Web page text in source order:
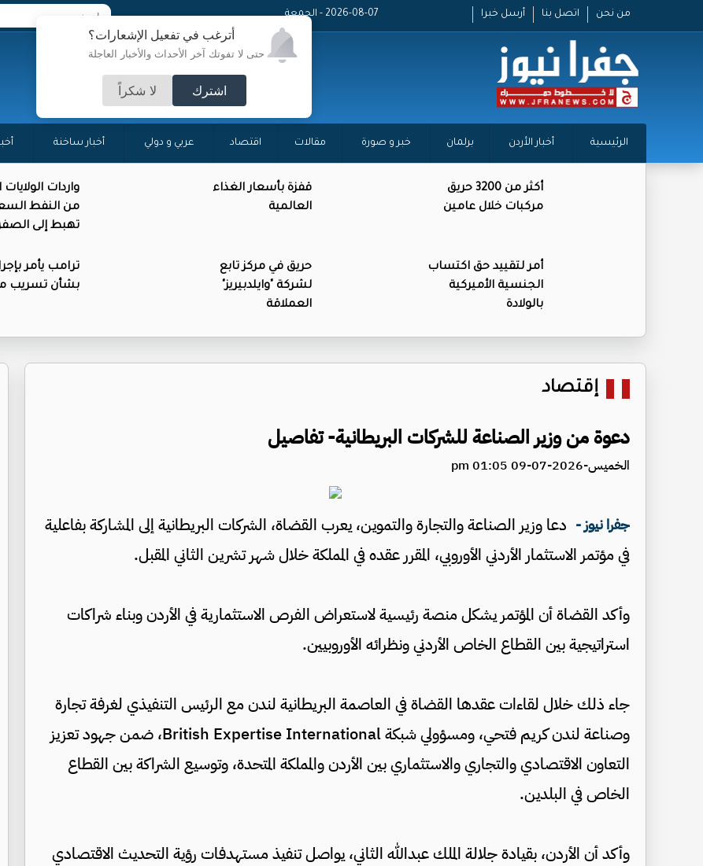
أترغب في تفعيل الإشعارات؟
حتى لا تفوتك آخر الأحداث والأخبار العاجلة
اشترك لا شكراً
من نحن اتصل بنا أرسل خبرا 2026-08-07 - الجمعة
الرئيسية أخبار الأردن برلمان خبر و صورة مقالات اقتصاد عربي و دولي أخبار ساخنة
أكثر من 3200 حريق
مركبات خلال عامين
قفزة بأسعار الغذاء
العالمية
واردات
من النفط
تهبط إلى
أمر لتقييد حق اكتساب
الجنسية الأميركية
بالولادة
حريق في مركز تابع
لشركة "وايلدبيريز"
العملاقة
ترامب يأمر
بشأن تسريب
إقتصاد
دعوة من وزير الصناعة للشركات البريطانية- تفاصيل
الخميس-2026-07-09 01:05 pm
جفرا نيوز - دعا وزير الصناعة والتجارة والتموين، يعرب القضاة، الشركات البريطانية إلى المشاركة بفاعلية
في مؤتمر الاستثمار الأردني الأوروبي، المقرر عقده في المملكة خلال شهر تشرين الثاني المقبل.
وأكد القضاة أن المؤتمر يشكل منصة رئيسية لاستعراض الفرص الاستثمارية في الأردن وبناء شراكات
استراتيجية بين القطاع الخاص الأردني ونظرائه الأوروبيين.
جاء ذلك خلال لقاءات عقدها القضاة في العاصمة البريطانية لندن مع الرئيس التنفيذي لغرفة تجارة
وصناعة لندن كريم فتحي، ومسؤولي شبكة British Expertise International، ضمن جهود تعزيز
التعاون الاقتصادي والتجاري والاستثماري بين الأردن والمملكة المتحدة، وتوسيع الشراكة بين القطاع
الخاص في البلدين.
وأكد أن الأردن، بقيادة جلالة الملك عبدالله الثاني، يواصل تنفيذ مستهدفات رؤية التحديث الاقتصادي